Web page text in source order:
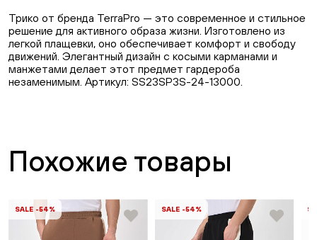
Трико от бренда TerraPro — это современное и стильное
решение для активного образа жизни. Изготовлено из
легкой плащевки, оно обеспечивает комфорт и свободу
движений. Элегантный дизайн с косыми карманами и
манжетами делает этот предмет гардероба
незаменимым. Артикул: SS23SP3S-24-13000.
Похожие товары
SALE -54% SALE -54%